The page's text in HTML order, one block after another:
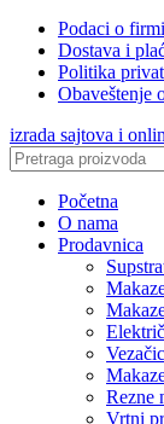
Podaci o firmi
Dostava i
Politika
Obaveštenje
izrada sajtova i
Početna
O nama
Prodavnica
Rezne
Vrtni